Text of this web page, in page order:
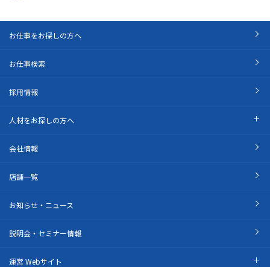
お仕事をお探しの方へ
お仕事検索
採用情報
人材をお探しの方へ
会社情報
店舗一覧
お知らせ・ニュース
説明会・セミナー情報
運営 Webサイト